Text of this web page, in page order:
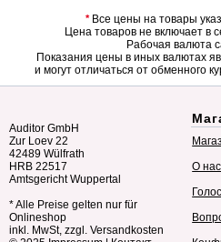
*Все цены на товары
Цена товаров не включает в
Рабочая валюта
Показания цены в иных валютах
и могут отличаться от обменного
Auditor GmbH
Zur Loev 22
42489 Wülfrath
HRB 22517
Amtsgericht Wuppertal
* Alle Preise gelten nur für
Onlineshop
inkl. MwSt, zzgl. Versandkosten
О нас